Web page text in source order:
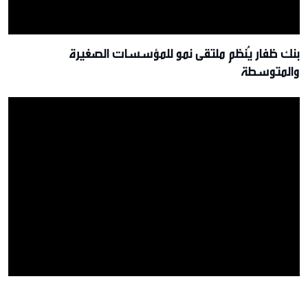
بنك ظفار يُنظم ملتقى نمو للمؤسسات الصغيرة
والمتوسطة